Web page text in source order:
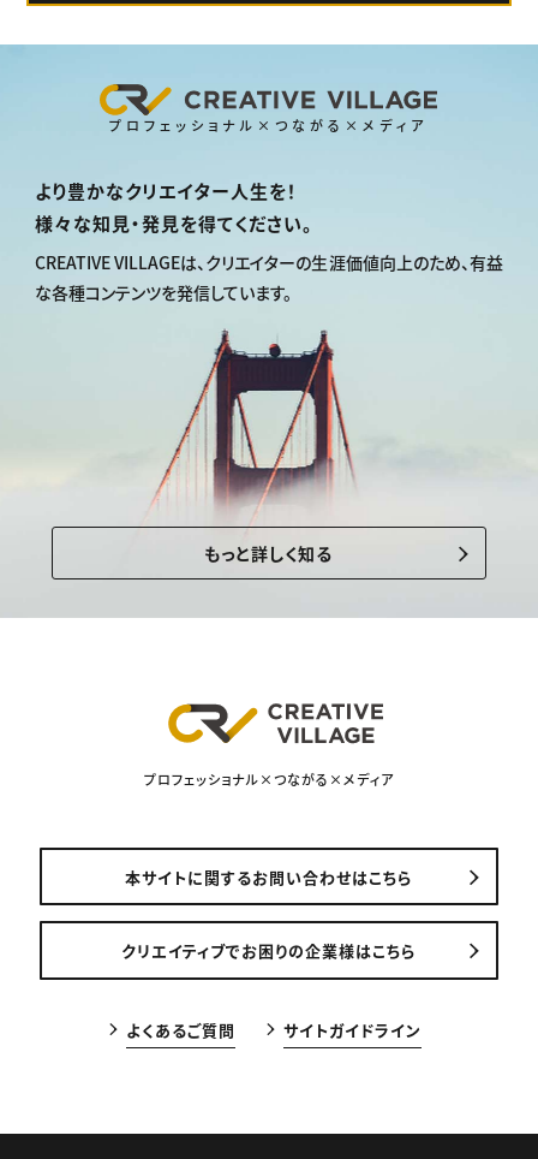
プロフェッショナル×つながる×メディア
より豊かなクリエイター人生を！
様々な知見・発見を得てください。
CREATIVE VILLAGEは、クリエイターの生涯価値向上のため、有益
な各種コンテンツを発信しています。
もっと詳しく知る
プロフェッショナル×つながる×メディア
本サイトに関するお問い合わせはこちら
クリエイティブでお困りの企業様はこちら
よくあるご質問 サイトガイドライン